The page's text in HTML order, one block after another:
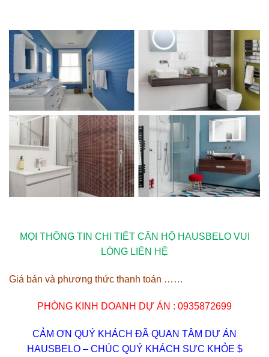
MỌI THÔNG TIN CHI TIẾT CĂN HỘ HAUSBELO VUI
LÒNG LIÊN HỆ
Giá bán và phương thức thanh toán ……
PHÒNG KINH DOANH DỰ ÁN : 0935872699
CẢM ƠN QUÝ KHÁCH ĐÃ QUAN TÂM DỰ ÁN
HAUSBELO – CHÚC QUÝ KHÁCH SƯC KHỎE $